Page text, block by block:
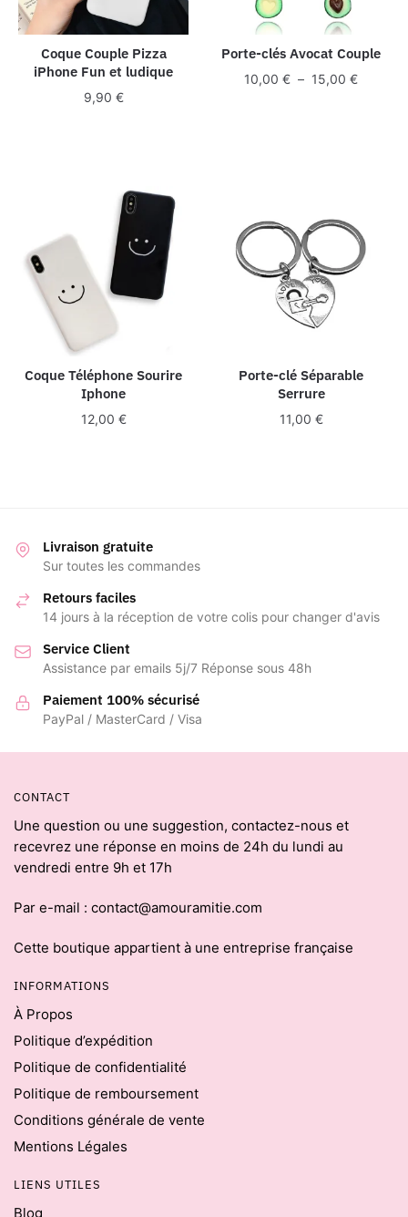
Coque Couple Pizza
iPhone Fun et ludique
9,90 €
Porte-clés Avocat Couple
10,00€ – 15,00€Plage
Coque Téléphone Sourire
Iphone
12,00 €
Porte-clé Séparable
Serrure
11,00 €
Livraison gratuite
Sur toutes les commandes
Retours faciles
14 jours à la réception de votre colis pour changer d'avis
Service Client
Assistance par emails 5j/7 Réponse sous 48h
Paiement 100% sécurisé
PayPal / MasterCard / Visa
CONTACT
Une question ou une suggestion, contactez-nous et
recevrez une réponse en moins de 24h du lundi au
vendredi entre 9h et 17h
Par e-mail : contact@amouramitie.com
Cette boutique appartient à une entreprise française
INFORMATIONS
À Propos
Politique d’expédition
Politique de confidentialité
Politique de remboursement
Conditions générale de vente
Mentions Légales
LIENS UTILES
Blog